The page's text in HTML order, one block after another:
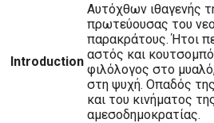
Introduction
Αυτόχθων ιθαγενής
πρωτεύουσας του
παρακράτους. Ήτοι
αστός και
φιλόλογος στο
στη ψυχή. Οπαδός
και του κινήματος
αμεσοδημοκρατίας.